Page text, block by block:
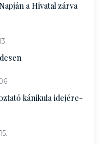
a Hivatal zárva
kánikula idejére-